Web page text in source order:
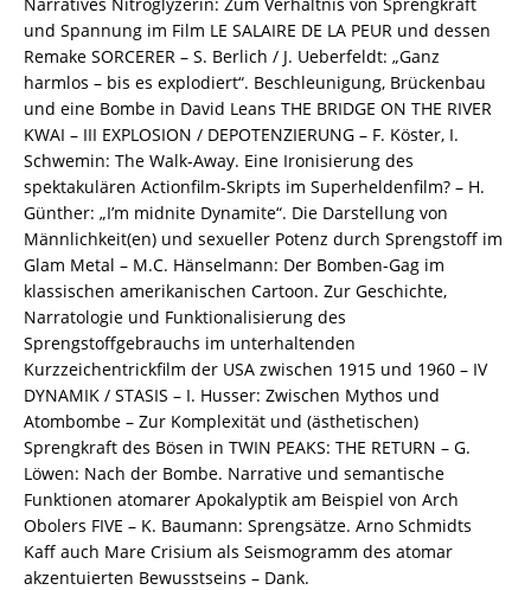
und Spannung im Film LE SALAIRE DE LA PEUR und dessen
Remake SORCERER – S. Berlich / J. Ueberfeldt: „Ganz
harmlos – bis es explodiert“. Beschleunigung, Brückenbau
und eine Bombe in David Leans THE BRIDGE ON THE RIVER
KWAI – III EXPLOSION / DEPOTENZIERUNG – F. Köster, I.
Schwemin: The Walk-Away. Eine Ironisierung des
spektakulären Actionfilm-Skripts im Superheldenfilm? – H.
Günther: „I’m midnite Dynamite“. Die Darstellung von
Männlichkeit(en) und sexueller Potenz durch Sprengstoff im
Glam Metal – M.C. Hänselmann: Der Bomben-Gag im
klassischen amerikanischen Cartoon. Zur Geschichte,
Narratologie und Funktionalisierung des
Sprengstoffgebrauchs im unterhaltenden
Kurzzeichentrickfilm der USA zwischen 1915 und 1960 – IV
DYNAMIK / STASIS – I. Husser: Zwischen Mythos und
Atombombe – Zur Komplexität und (ästhetischen)
Sprengkraft des Bösen in TWIN PEAKS: THE RETURN – G.
Löwen: Nach der Bombe. Narrative und semantische
Funktionen atomarer Apokalyptik am Beispiel von Arch
Obolers FIVE – K. Baumann: Sprengsätze. Arno Schmidts
Kaff auch Mare Crisium als Seismogramm des atomar
akzentuierten Bewusstseins – Dank.